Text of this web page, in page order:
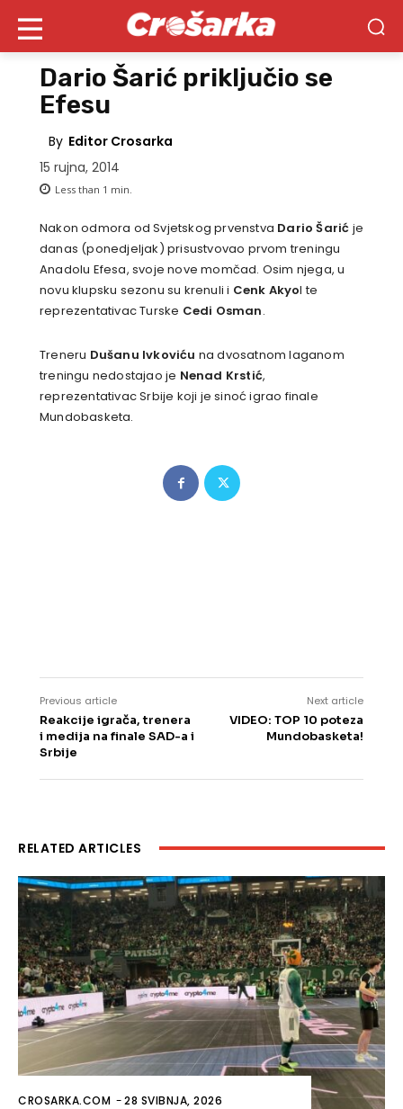
Dario Šarić priključio se
Efesu
By Editor Crosarka
15 rujna, 2014
Less than 1 min.
Nakon odmora od Svjetskog prvenstva Dario Šarić je
danas (ponedjeljak) prisustvovao prvom treningu
Anadolu Efesa, svoje nove momčad. Osim njega, u
novu klupsku sezonu su krenuli i Cenk Akyol te
reprezentativac Turske Cedi Osman.
Treneru Dušanu Ivkoviću na dvosatnom laganom
treningu nedostajao je Nenad Krstić,
reprezentativac Srbije koji je sinoć igrao finale
Mundobasketa.
Previous article
Reakcije igrača, trenera
i medija na finale SAD-a i
Srbije
Next article
VIDEO: TOP 10 poteza
Mundobasketa!
RELATED ARTICLES
CROSARKA.COM -28 SVIBNJA, 2026